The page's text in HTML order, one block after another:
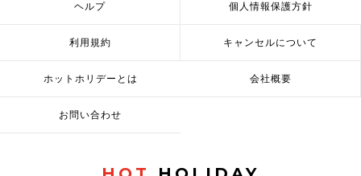
ヘルプ 個人情報保護方針
利用規約 キャンセルについて
ホットホリデーとは 会社概要
お問い合わせ